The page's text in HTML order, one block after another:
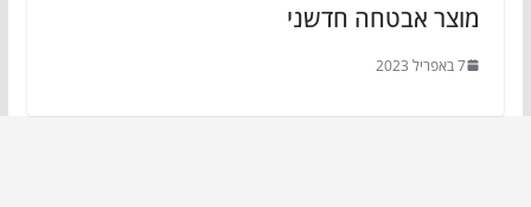
מוצר אבטחה חדשני
7 באפריל 2023